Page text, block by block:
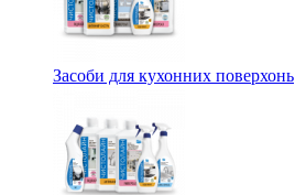
Засоби для кухонних поверхонь